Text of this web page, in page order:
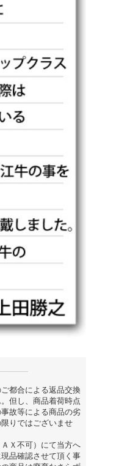
都合による返品交換
但し、商品着荷時点
故等による商品の劣
りではございませ
Ｘ不可）にて当方へ
品確認させて頂く事